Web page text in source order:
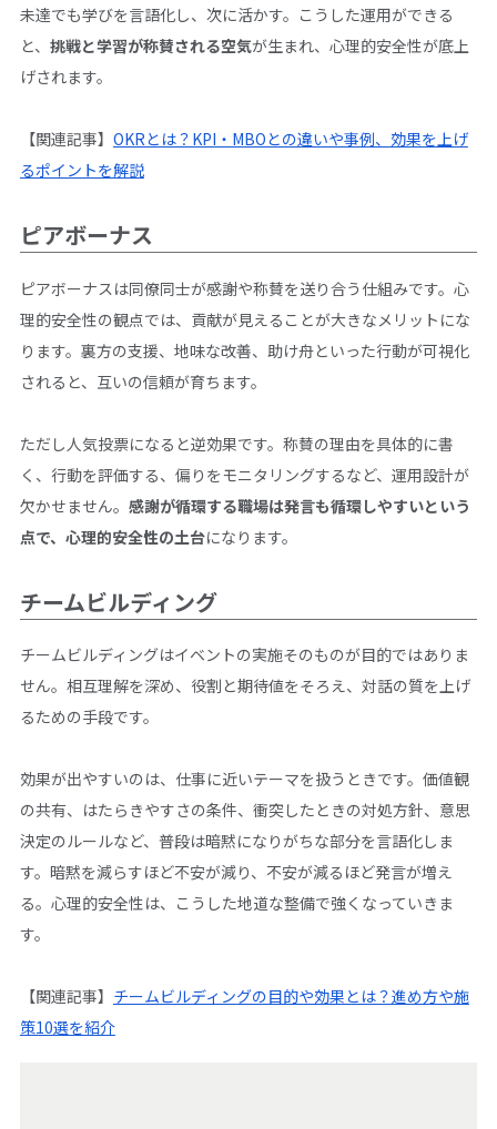
未達でも学びを言語化し、次に活かす。こうした運用ができる
と、 挑戦と学習が称賛される空気が生まれ、心理的安全性が底上
げされます。
【関連記事】 OKRとは？KPI・MBOとの違いや事例、効果を上げ
るポイントを解説
ピアボーナス
ピアボーナスは同僚同士が感謝や称賛を送り合う仕組みです。心
理的安全性の観点では、貢献が見えることが大きなメリットにな
ります。裏方の支援、地味な改善、助け舟といった行動が可視化
されると、互いの信頼が育ちます。
ただし人気投票になると逆効果です。称賛の理由を具体的に書
く、行動を評価する、偏りをモニタリングするなど、運用設計が
欠かせません。 感謝が循環する職場は発言も循環しやすいという
点で、心理的安全性の土台になります。
チームビルディング
チームビルディングはイベントの実施そのものが目的ではありま
せん。相互理解を深め、役割と期待値をそろえ、対話の質を上げ
るための手段です。
効果が出やすいのは、仕事に近いテーマを扱うときです。価値観
の共有、はたらきやすさの条件、衝突したときの対処方針、意思
決定のルールなど、普段は暗黙になりがちな部分を言語化しま
す。暗黙を減らすほど不安が減り、不安が減るほど発言が増え
る。心理的安全性は、こうした地道な整備で強くなっていきま
す。
【関連記事】 チームビルディングの目的や効果とは？進め方や施
策10選を紹介